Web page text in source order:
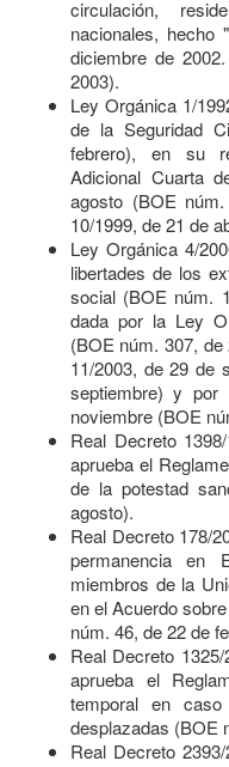
Enlaces
Sanidad
circulación,
nacionales, hecho
diciembre de
2003).
Ley Orgánica 1/
de la Seguridad
febrero), en su
Adicional Cuarta
agosto (BOE
10/1999, de 21 de
Ley Orgánica 4/
libertades de los
social (BOE núm.
dada por la Ley
(BOE núm. 307,
11/2003, de 29 de
septiembre) y
noviembre (BOE
Real Decreto
aprueba el
de la potestad
agosto).
Real Decreto 178/
permanencia en
miembros de la
en el Acuerdo
núm. 46, de 22 de
Real Decreto
aprueba el
temporal en
desplazadas (BOE
Real Decreto